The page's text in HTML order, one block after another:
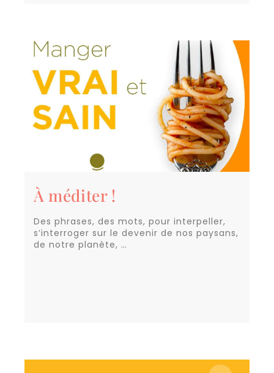
À méditer !
Des phrases, des mots, pour interpeller,
s’interroger sur le devenir de nos paysans,
de notre planète, …